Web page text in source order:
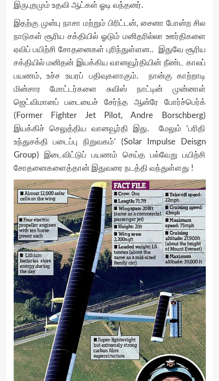
இருபுறமும் உதவி ஆட்கள் ஓடி வந்தனர்.
இதற்கு முன்பு நாசா மற்றும் பிரிட்டன், சைனா போன்ற சில
நாடுகள் சூரிய சக்தியில் ஓடும் மனிதரில்லா ஊர்திகளை
ஏவிப் பயிற்சி சோதனைகள் புரிந்துள்ளன.. இதுவே சூரிய
சக்தியில் மனிதன் இயக்கிய வானவூர்தியின் நீண்ட காலப்
பயணம், உச்ச உயரப் பதிவுகளாகும். நான்கு காற்றாடி
மின்சார மோட்டர்களை சுவிஸ் நாட்டின் முன்னாள்
ஜெட்விமானப் படையைச் சேர்ந்த ஆன்ரே போர்ச்பெர்க்
(Former Fighter Jet Pilot, Andre Borschberg)
இயக்கிச் செலுத்திய வானவூர்தி இது. மேலும் ‘பரிதி
உந்துசக்தி படைப்பு நிறுவகம்’ (Solar Impulse Deisgn
Group) இடைவிட்டுப் பயணம் செய்த பல்வேறு பயிற்சி
சோதனைகளைத்தான் இதுவரை நடத்தி வந்துள்ளது !